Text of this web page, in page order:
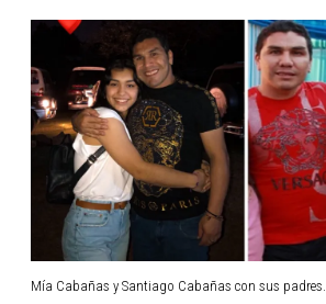
Mía Cabañas y Santiago Cabañas con sus padres.